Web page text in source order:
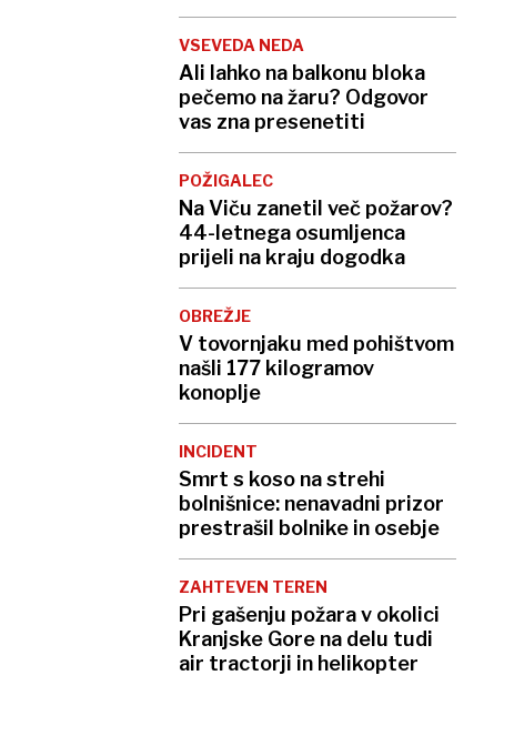
VSEVEDA NEDA
Ali lahko na balkonu bloka
pečemo na žaru? Odgovor
vas zna presenetiti
POŽIGALEC
Na Viču zanetil več požarov?
44-letnega osumljenca
prijeli na kraju dogodka
OBREŽJE
V tovornjaku med pohištvom
našli 177 kilogramov
konoplje
INCIDENT
Smrt s koso na strehi
bolnišnice: nenavadni prizor
prestrašil bolnike in osebje
ZAHTEVEN TEREN
Pri gašenju požara v okolici
Kranjske Gore na delu tudi
air tractorji in helikopter